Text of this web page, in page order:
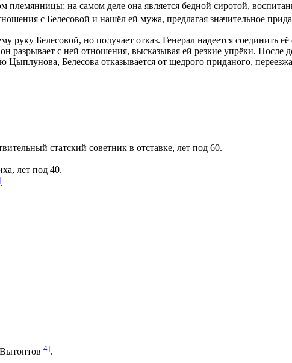
племянницы; на самом деле она является бедной сиротой,
с Белесовой и нашёл ей мужа, предлагая значительное
руку Белесовой, но получает отказ. Генерал надеется
разрывает с ней отношения, высказывая ей резкие упрёки. После
Белесова отказывается от щедрого приданого,
статский советник в отставке, лет под 60.
лет под 40.
.
[4].